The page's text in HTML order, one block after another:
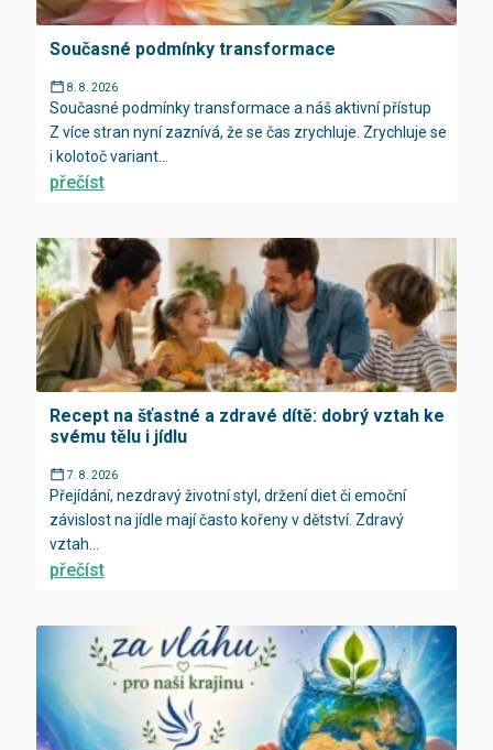
Současné podmínky transformace
8. 8. 2026
Současné podmínky transformace a náš aktivní přístup
Z více stran nyní zaznívá, že se čas zrychluje. Zrychluje se
i kolotoč variant...
přečíst
Recept na šťastné a zdravé dítě: dobrý vztah ke
svému tělu i jídlu
7. 8. 2026
Přejídání, nezdravý životní styl, držení diet či emoční
závislost na jídle mají často kořeny v dětství. Zdravý
vztah...
přečíst